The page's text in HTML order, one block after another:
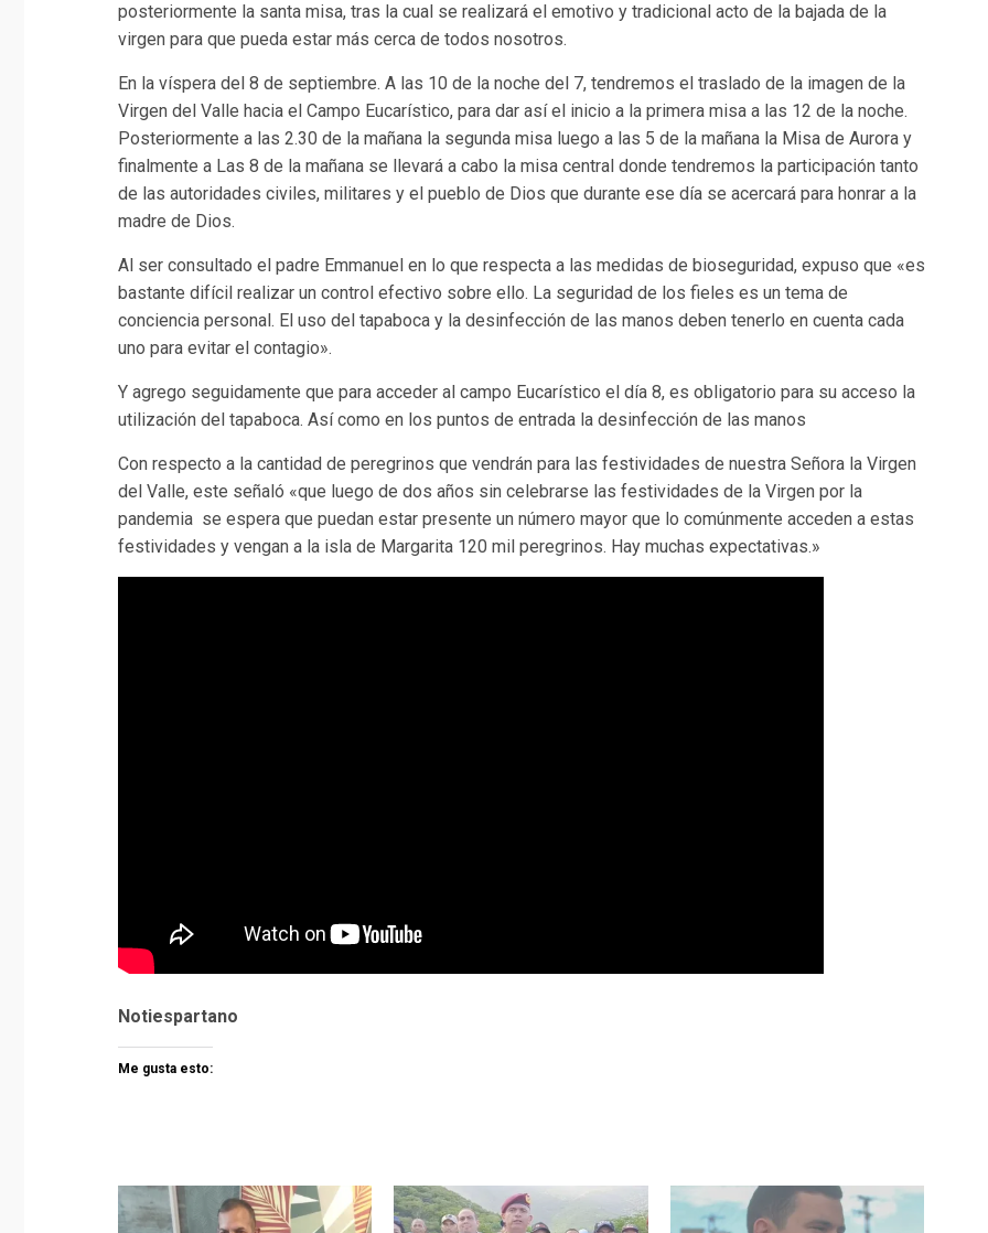
posteriormente la santa misa, tras la cual se realizará el emotivo y tradicional acto de la bajada de la
virgen para que pueda estar más cerca de todos nosotros.
En la víspera del 8 de septiembre. A las 10 de la noche del 7, tendremos el traslado de la imagen de la
Virgen del Valle hacia el Campo Eucarístico, para dar así el inicio a la primera misa a las 12 de la noche.
Posteriormente a las 2.30 de la mañana la segunda misa luego a las 5 de la mañana la Misa de Aurora y
finalmente a Las 8 de la mañana se llevará a cabo la misa central donde tendremos la participación tanto
de las autoridades civiles, militares y el pueblo de Dios que durante ese día se acercará para honrar a la
madre de Dios.
Al ser consultado el padre Emmanuel en lo que respecta a las medidas de bioseguridad, expuso que «es
bastante difícil realizar un control efectivo sobre ello. La seguridad de los fieles es un tema de
conciencia personal. El uso del tapaboca y la desinfección de las manos deben tenerlo en cuenta cada
uno para evitar el contagio».
Y agrego seguidamente que para acceder al campo Eucarístico el día 8, es obligatorio para su acceso la
utilización del tapaboca. Así como en los puntos de entrada la desinfección de las manos
Con respecto a la cantidad de peregrinos que vendrán para las festividades de nuestra Señora la Virgen
del Valle, este señaló «que luego de dos años sin celebrarse las festividades de la Virgen por la
pandemia se espera que puedan estar presente un número mayor que lo comúnmente acceden a estas
festividades y vengan a la isla de Margarita 120 mil peregrinos. Hay muchas expectativas.»
Notiespartano
Me gusta esto: